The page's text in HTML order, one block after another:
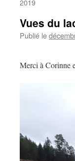
2019
Vues du
Publié le
Merci à Corinne